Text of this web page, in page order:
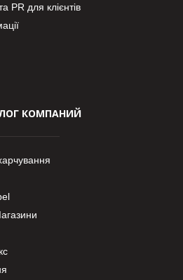
PR для клієнтів
КОМПАНИЙ